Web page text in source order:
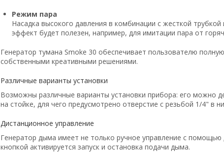
Режим пара
Насадка высокого давления в комбинации с жесткой
эффект будет полезен, например, для имитации пара от
Генератор тумана Smoke 30 обеспечивает пользователю
собственными креативными решениями.
Различные варианты установки
Возможны различные варианты установки прибора: его можно
на стойке, для чего предусмотрено отверстие с резьбой 1/4" в
Дистанционное управление
Генератор дыма имеет не только ручное управление с
кнопкой активируется запуск и остановка подачи дыма.